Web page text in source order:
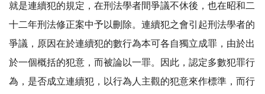
就是連續犯的規定，在刑法學者間爭議不休後，也在昭和二
十二年刑法修正案中予以刪除。連續犯之會引起刑法學者的
爭議，原因在於連續犯的數行為本可各自獨立成罪，由於出
於一個概括的犯意，而被論以一罪。因此，認定多數犯罪行
為，是否成立連續犯，以行為人主觀的犯意來作標準，而行